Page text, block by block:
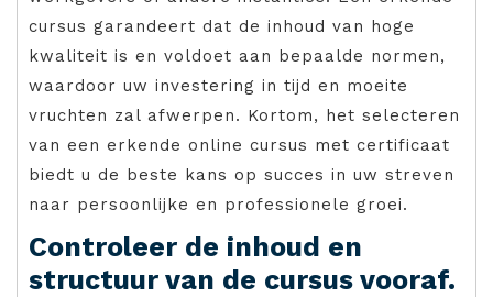
cursus garandeert dat de inhoud van hoge
kwaliteit is en voldoet aan bepaalde normen,
waardoor uw investering in tijd en moeite
vruchten zal afwerpen. Kortom, het selecteren
van een erkende online cursus met certificaat
biedt u de beste kans op succes in uw streven
naar persoonlijke en professionele groei.
Controleer de inhoud en
structuur van de cursus vooraf.